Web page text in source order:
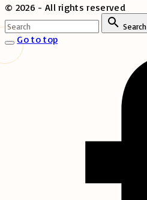
© 2026 - All rights reserved
Search
Go to top